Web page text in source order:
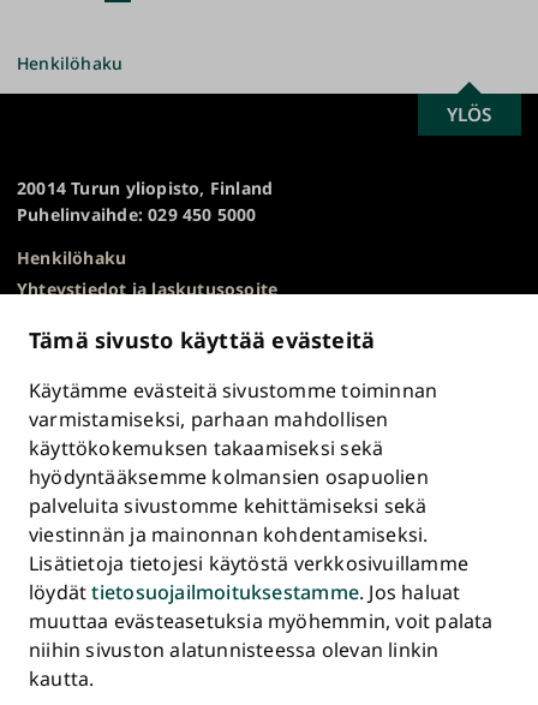
Tämä sivusto käyttää evästeitä
Käytämme evästeitä sivustomme toiminnan
varmistamiseksi, parhaan mahdollisen
käyttökokemuksen takaamiseksi sekä
hyödyntääksemme kolmansien osapuolien
palveluita sivustomme kehittämiseksi sekä
viestinnän ja mainonnan kohdentamiseksi.
Lisätietoja tietojesi käytöstä verkkosivuillamme
löydättietosuojailmoituksestamme. Jos haluat
muuttaa evästeasetuksia myöhemmin, voit palata
niihin sivuston alatunnisteessa olevan linkin
kautta.
Henkilöhaku
20014 Turun yliopisto, Finland
Puhelinvaihde: 029 450 5000
Henkilöhaku
Yhteystiedot ja laskutusosoite
HR Excellence in Research
Tietosuojailmoitus
Asiakirjajulkisuuskuvaus ja tietopyynnöt
Väärinkäytösepäilyt
Saavutettavuusseloste
Palaute
Intranet ja sähköiset työkalut
Evästeasetukset
Päävalikko
alatunnisteessa
ETUSIVU
Turun
yliopisto
Facebookissa
Turun
yliopisto
Instagramissa
TurunTurunTurunTurun
SCROLL
TO
YLÖS